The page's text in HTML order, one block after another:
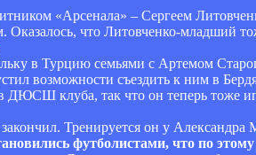
«Арсенала» – Сергеем
Оказалось, что Литовченко-младший
в Турцию семьями с Артемом
возможности съездить к ним в
ДЮСШ клуба, так что он теперь тоже
Тренируется он у
футболистами, что по